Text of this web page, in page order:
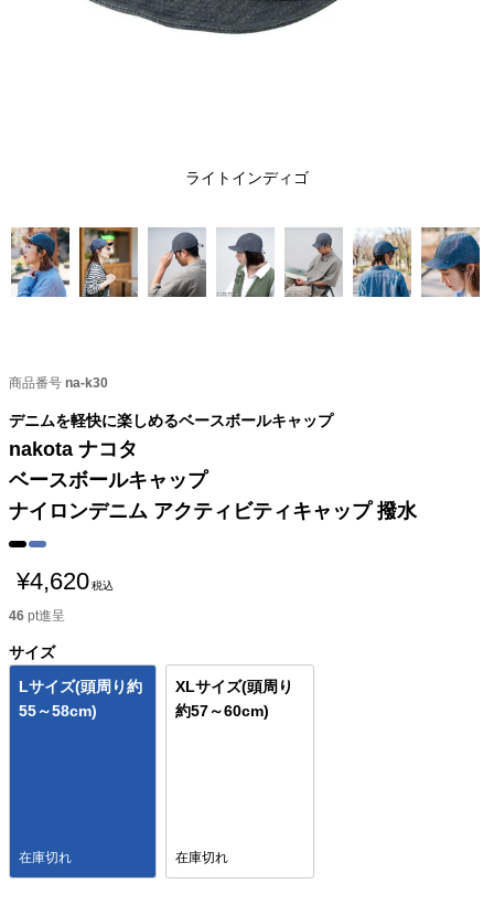
ライトインディゴ
商品番号 na-k30
デニムを軽快に楽しめるベースボールキャップ
nakota ナコタ
ベースボールキャップ
ナイロンデニム アクティビティキャップ 撥水
¥4,620税込
46 pt進呈
サイズ
Lサイズ(頭周り約
55～58cm)
在庫切れ
XLサイズ(頭周り
約57～60cm)
在庫切れ